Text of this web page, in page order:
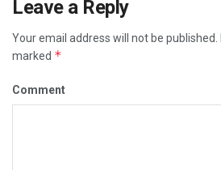
Leave a Reply
Your email address will not be published.
marked *
Comment